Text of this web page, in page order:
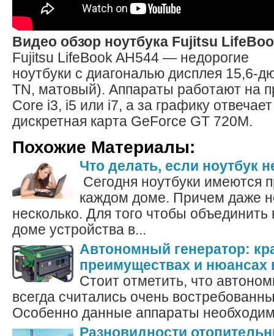
Видео обзор ноутбука Fujitsu
Fujitsu LifeBook AH544 — недорогие
ноутбуки с диагональю дисплея 15,6-
TN, матовый). Аппараты работают на
Core i3, i5 или i7, а за графику отвечает
дискретная карта GeForce GT 720M.
Похожие Материалы:
Что делать, если ноутбук
Сегодня ноутбуки имеются
каждом доме. Причем даже
несколько. Для того чтобы
доме устройства в...
Автономный генератор:
преимуществах и нюансах
Стоит отметить, что
всегда считались очень
Особенно данные аппараты
Разновидности